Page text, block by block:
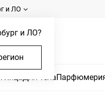
и ЛО
и ЛО?
лицаДля тела